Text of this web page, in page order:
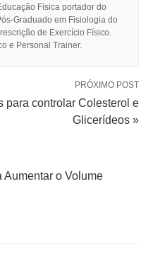
Física portador do
Graduado em Fisiologia do
de Exercício Físico.
e Personal Trainer.
PRÓXIMO POST
para controlar Colesterol e
Glicerídeos »
o Volume